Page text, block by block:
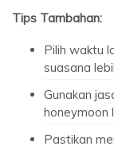
Tips Tambahan:
Pilih waktu
suasana
Gunakan
honeymoon
Pastikan